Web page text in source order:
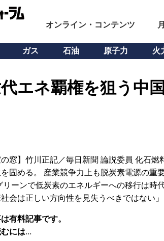
オンライン・コンテンツ
ガス 石油 原子力 火
エネ覇権を狙う中
の窓】竹川正記／毎日新聞 論説委員 化石
固める。 産業競争力上も脱炭素電源の重
リーンで低炭素のエネルギーへの移行は時
会は正しい方向性を見失うべきではない
有料記事です。
には...